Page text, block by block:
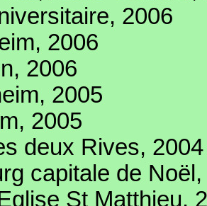
2006
2006
2006
2005
2005
deux Rives, 2004
capitale de
St Matthieu,